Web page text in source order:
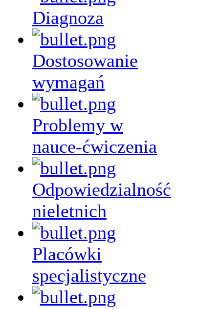
Diagnoza
Dostosowanie
wymagań
Problemy w
nauce-ćwiczenia
Odpowiedzialność
nieletnich
Placówki
specjalistyczne